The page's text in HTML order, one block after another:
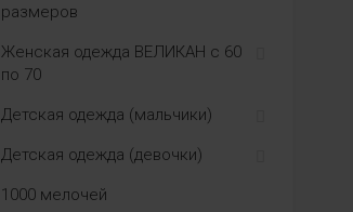
размеров
Женская одежда ВЕЛИКАН с 60
по 70
Детская одежда (мальчики)
Детская одежда (девочки)
1000 мелочей